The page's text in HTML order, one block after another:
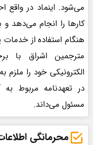
می‌شود. اینماد در
کارها را انجام می‌دهد
هنگام استفاده از
مترجمین اشراق با
الکترونیکی خود را ملزم
در تعهدنامه مربوط
مسئول می‌داند.
محرمانگی